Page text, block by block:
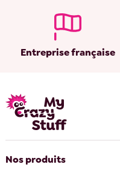
Entreprise française
Nos produits